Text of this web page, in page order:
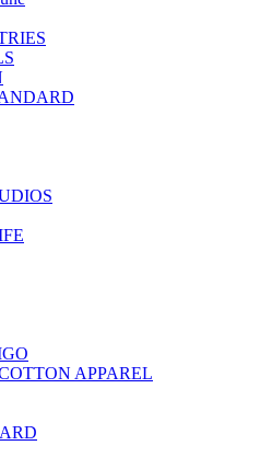
APPAREL